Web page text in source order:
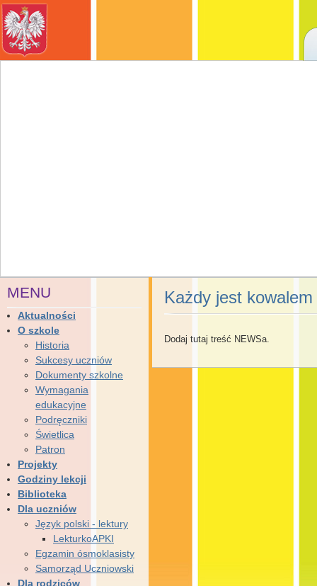
MENU
Aktualności
O szkole
Historia
Sukcesy uczniów
Dokumenty szkolne
Wymagania
edukacyjne
Podręczniki
Świetlica
Patron
Projekty
Godziny lekcji
Biblioteka
Dla uczniów
Język polski - lektury
LekturkoAPKI
Egzamin ósmoklasisty
Samorząd Uczniowski
Dla rodziców
Każdy jest
Dodaj tutaj treść NEWSa.